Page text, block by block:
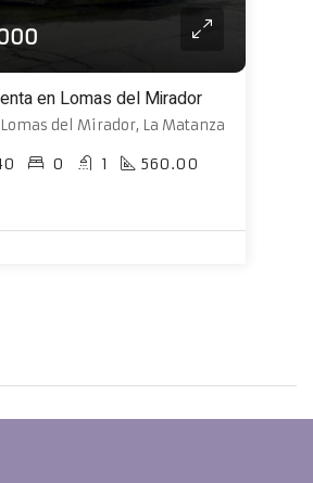
en Lomas del Mirador
del Mirador, La Matanza
0 1 560.00